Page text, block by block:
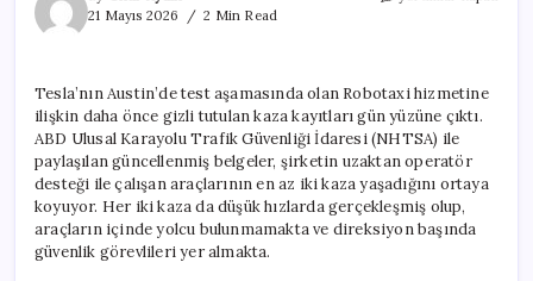
21 Mayıs 2026
2 Min Read
Bilgiler
Ortaya
Çıktı
için
Tesla’nın Austin’de test aşamasında olan Robotaxi hizmetine
ilişkin daha önce gizli tutulan kaza kayıtları gün yüzüne çıktı.
ABD Ulusal Karayolu Trafik Güvenliği İdaresi (NHTSA) ile
paylaşılan güncellenmiş belgeler, şirketin uzaktan operatör
desteği ile çalışan araçlarının en az iki kaza yaşadığını ortaya
koyuyor. Her iki kaza da düşük hızlarda gerçekleşmiş olup,
araçların içinde yolcu bulunmamakta ve direksiyon başında
güvenlik görevlileri yer almakta.